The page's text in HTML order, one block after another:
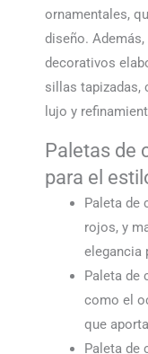
ornamentales,
diseño.
decorativos
sillas tapizadas,
lujo y
Paletas de
para el
Paleta de
rojos, y
elegancia
Paleta de
como el
que
Paleta de